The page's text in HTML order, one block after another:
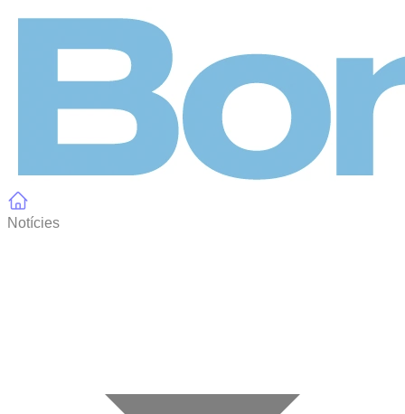
Notícies